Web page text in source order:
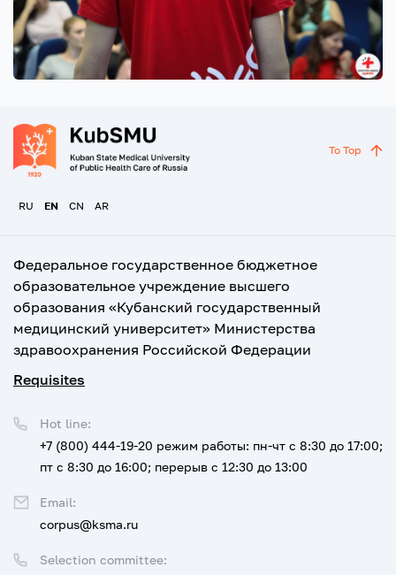
RU EN CN AR
To Top
Федеральное государственное бюджетное
образовательное учреждение высшего
образования «Кубанский государственный
медицинский университет» Министерства
здравоохранения Российской Федерации
Requisites
Selection committee:
Hot line:
+7 (800) 444-19-20 режим работы: пн-чт с 8:30 до 17:00;
пт с 8:30 до 16:00; перерыв с 12:30 до 13:00
Email:
corpus@ksma.ru